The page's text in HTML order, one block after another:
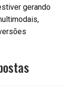
gerando